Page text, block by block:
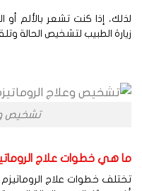
إذا كنت تشعر بالألم أو
الطبيب لتشخيص الحالة وتلقي
تشخيص
هي خطوات علاج
خطوات علاج الروماتيزم